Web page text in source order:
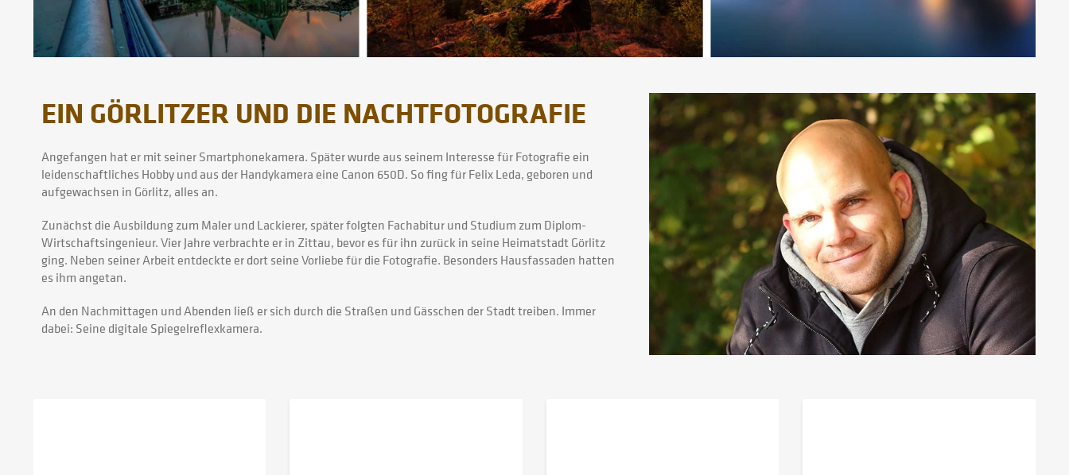
EIN GÖRLITZER UND DIE NACHTFOTOGRAFIE
Angefangen hat er mit seiner Smartphonekamera. Später wurde aus seinem Interesse für Fotografie ein
leidenschaftliches Hobby und aus der Handykamera eine Canon 650D. So fing für Felix Leda, geboren und
aufgewachsen in Görlitz, alles an.
Zunächst die Ausbildung zum Maler und Lackierer, später folgten Fachabitur und Studium zum Diplom-
Wirtschaftsingenieur. Vier Jahre verbrachte er in Zittau, bevor es für ihn zurück in seine Heimatstadt Görlitz
ging. Neben seiner Arbeit entdeckte er dort seine Vorliebe für die Fotografie. Besonders Hausfassaden hatten
es ihm angetan.
An den Nachmittagen und Abenden ließ er sich durch die Straßen und Gässchen der Stadt treiben. Immer
dabei: Seine digitale Spiegelreflexkamera.